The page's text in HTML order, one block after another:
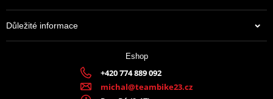
Důležité informace
Eshop
+420 774 889 092
michal@teambike23.cz